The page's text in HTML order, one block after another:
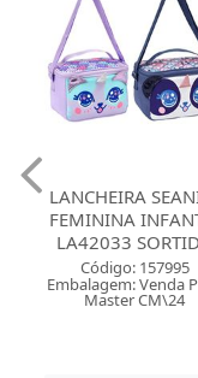
LANCHEIRA
FEMININA
LA42033
Código: 157995
Embalagem: Venda
Master CM\24